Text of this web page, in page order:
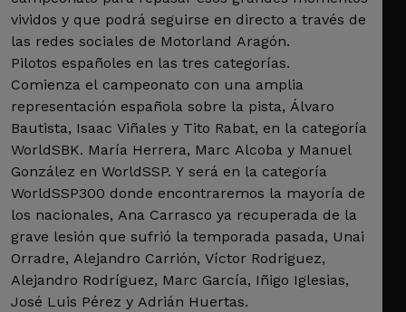
vividos y que podrá seguirse en directo a través de
las redes sociales de Motorland Aragón.
Pilotos españoles en las tres categorías.
Comienza el campeonato con una amplia
representación española sobre la pista, Álvaro
Bautista, Isaac Viñales y Tito Rabat, en la categoría
WorldSBK. María Herrera, Marc Alcoba y Manuel
González en WorldSSP. Y será en la categoría
WorldSSP300 donde encontraremos la mayoría de
los nacionales, Ana Carrasco ya recuperada de la
grave lesión que sufrió la temporada pasada, Unai
Orradre, Alejandro Carrión, Víctor Rodriguez,
Alejandro Rodríguez, Marc García, Iñigo Iglesias,
José Luis Pérez y Adrián Huertas.